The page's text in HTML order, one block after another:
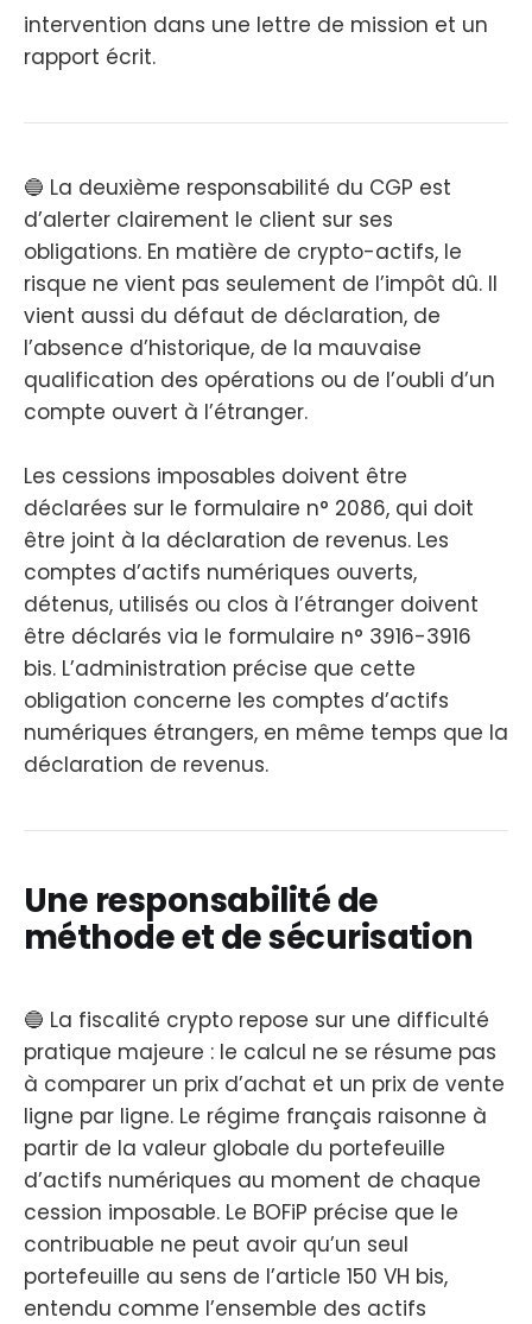
intervention dans une lettre de mission et un
rapport écrit.
🔵 La deuxième responsabilité du CGP est
d’alerter clairement le client sur ses
obligations. En matière de crypto-actifs, le
risque ne vient pas seulement de l’impôt dû. Il
vient aussi du défaut de déclaration, de
l’absence d’historique, de la mauvaise
qualification des opérations ou de l’oubli d’un
compte ouvert à l’étranger.
Les cessions imposables doivent être
déclarées sur le formulaire n° 2086, qui doit
être joint à la déclaration de revenus. Les
comptes d’actifs numériques ouverts,
détenus, utilisés ou clos à l’étranger doivent
être déclarés via le formulaire n° 3916-3916
bis. L’administration précise que cette
obligation concerne les comptes d’actifs
numériques étrangers, en même temps que la
déclaration de revenus.
Une responsabilité de
méthode et de sécurisation
🔵 La fiscalité crypto repose sur une difficulté
pratique majeure : le calcul ne se résume pas
à comparer un prix d’achat et un prix de vente
ligne par ligne. Le régime français raisonne à
partir de la valeur globale du portefeuille
d’actifs numériques au moment de chaque
cession imposable. Le BOFiP précise que le
contribuable ne peut avoir qu’un seul
portefeuille au sens de l’article 150 VH bis,
entendu comme l’ensemble des actifs